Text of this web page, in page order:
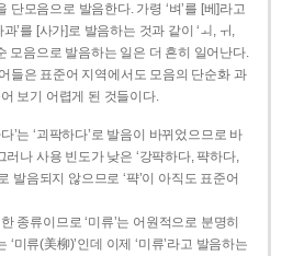
단모음으로 발음한다. 가령 ‘벼’를 [베]라고
’를 [사가]로 발음하는 것과 같이 ‘ㅚ, ㅟ,
모음으로 발음하는 일은 더 흔히 일어난다.
들은 표준어 지역에서도 모음의 단순화 과
보기 어렵게 된 것들이다.
’는 ‘괴팍하다’로 발음이 바뀌었으므로 바
러나 사용 빈도가 낮은 ‘강퍅하다, 퍅하다,
발음되지 않으므로 ‘퍅’이 아직도 표준어
종류이므로 ‘미류’는 어원적으로 분명히
미류(美柳)’인데 이제 ‘미류’라고 발음하는